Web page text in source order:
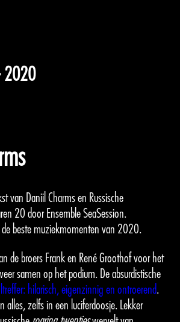
2020
van Daniil Charms en Russische
20 door Ensemble SeaSession.
de beste muziekmomenten van 2020.
de broers Frank en René Groothof voor het
samen op het podium. De absurdistische
hilarisch, eigenzinnig en ontroerend.
alles, zelfs in een luciferdoosje. Lekker